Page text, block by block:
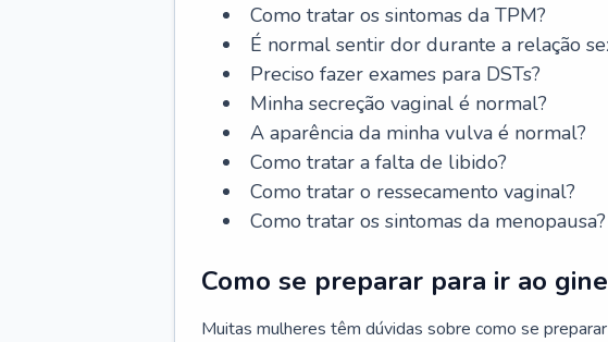
Como tratar os sintomas da TPM?
É normal sentir dor durante a relação
Preciso fazer exames para DSTs?
Minha secreção vaginal é normal?
A aparência da minha vulva é normal?
Como tratar a falta de libido?
Como tratar o ressecamento vaginal?
Como tratar os sintomas da menopausa?
Como se preparar para ir ao
Muitas mulheres têm dúvidas sobre como se